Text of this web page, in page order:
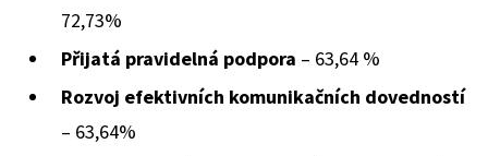
72,73%
Přijatá pravidelná podpora – 63,64 %
Rozvoj efektivních komunikačních dovedností
– 63,64%